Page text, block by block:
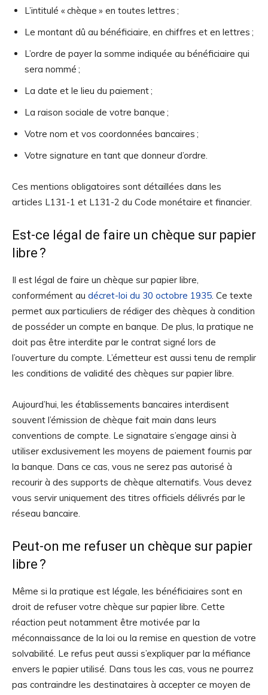
L’intitulé « chèque » en toutes lettres ;
Le montant dû au bénéficiaire, en chiffres et en lettres ;
L’ordre de payer la somme indiquée au bénéficiaire qui
sera nommé ;
La date et le lieu du paiement ;
La raison sociale de votre banque ;
Votre nom et vos coordonnées bancaires ;
Votre signature en tant que donneur d’ordre.
Ces mentions obligatoires sont détaillées dans les
articles L131-1 et L131-2 du Code monétaire et financier.
Est-ce légal de faire un chèque sur papier
libre ?
Il est légal de faire un chèque sur papier libre,
conformément au décret-loi du 30 octobre 1935. Ce texte
permet aux particuliers de rédiger des chèques à condition
de posséder un compte en banque. De plus, la pratique ne
doit pas être interdite par le contrat signé lors de
l’ouverture du compte. L’émetteur est aussi tenu de remplir
les conditions de validité des chèques sur papier libre.
Aujourd’hui, les établissements bancaires interdisent
souvent l’émission de chèque fait main dans leurs
conventions de compte. Le signataire s’engage ainsi à
utiliser exclusivement les moyens de paiement fournis par
la banque. Dans ce cas, vous ne serez pas autorisé à
recourir à des supports de chèque alternatifs. Vous devez
vous servir uniquement des titres officiels délivrés par le
réseau bancaire.
Peut-on me refuser un chèque sur papier
libre ?
Même si la pratique est légale, les bénéficiaires sont en
droit de refuser votre chèque sur papier libre. Cette
réaction peut notamment être motivée par la
méconnaissance de la loi ou la remise en question de votre
solvabilité. Le refus peut aussi s’expliquer par la méfiance
envers le papier utilisé. Dans tous les cas, vous ne pourrez
pas contraindre les destinataires à accepter ce moyen de